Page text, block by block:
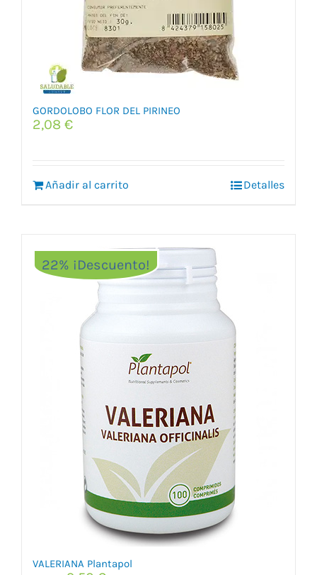
GORDOLOBO FLOR DEL PIRINEO
2,08 €
Añadir al carrito Detalles
22% ¡Descuento!
VALERIANA Plantapol